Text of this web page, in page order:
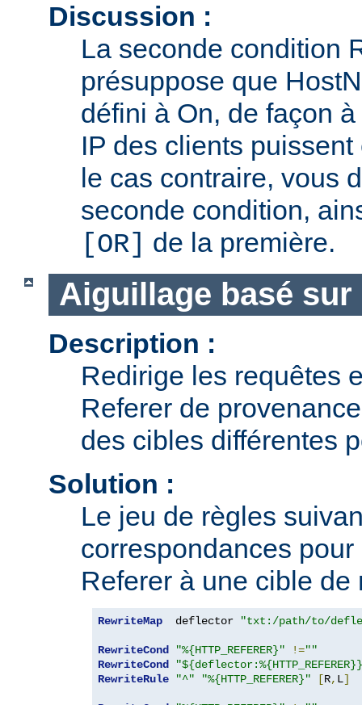
Discussion :
La seconde condition
présuppose que
défini à On, de façon
IP des clients
le cas contraire, vous
seconde condition,
[OR]
de la première.
Aiguillage basé
Description :
Redirige les requêtes
Referer de
des cibles différentes
Solution :
Le jeu de règles
correspondances
Referer à une cible de
RewriteMap
  deflector
"txt:/path/to/
RewriteCond "%{HTTP_REFERER}" !=""
RewriteCond
RewriteRule
"^" "%{HTTP_REFERER}" [R, L]